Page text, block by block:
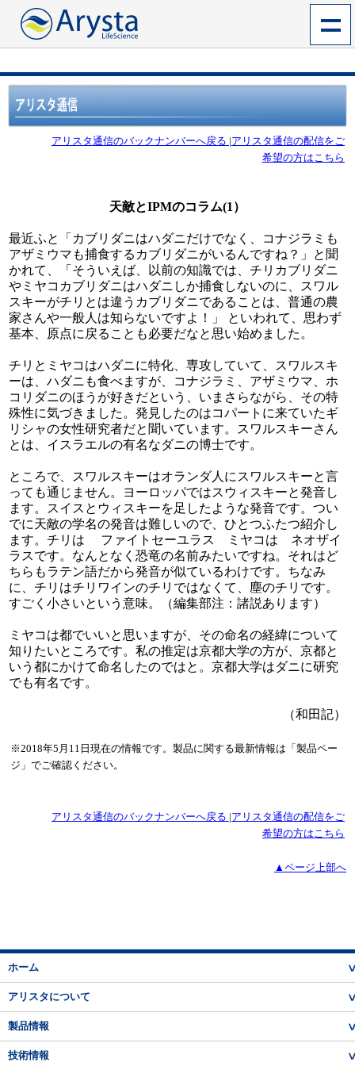
アリスタ通信のバックナンバーへ戻る |アリスタ通信の配信をご
希望の方はこちら
天敵とIPMのコラム(1）
最近ふと「カブリダニはハダニだけでなく、コナジラミも
アザミウマも捕食するカブリダニがいるんですね？」と聞
かれて、「そういえば、以前の知識では、チリカブリダニ
やミヤコカブリダニはハダニしか捕食しないのに、スワル
スキーがチリとは違うカブリダニであることは、普通の農
家さんや一般人は知らないですよ！」 といわれて、思わず
基本、原点に戻ることも必要だなと思い始めました。
チリとミヤコはハダニに特化、専攻していて、スワルスキ
ーは、ハダニも食べますが、コナジラミ、アザミウマ、ホ
コリダニのほうが好きだという、いまさらながら、その特
殊性に気づきました。発見したのはコパートに来ていたギ
リシャの女性研究者だと聞いています。スワルスキーさん
とは、イスラエルの有名なダニの博士です。
ところで、スワルスキーはオランダ人にスワルスキーと言
っても通じません。ヨーロッパではスウィスキーと発音し
ます。スイスとウィスキーを足したような発音です。つい
でに天敵の学名の発音は難しいので、ひとつふたつ紹介し
ます。チリは ファイトセーユラス ミヤコは ネオザイ
ラスです。なんとなく恐竜の名前みたいですね。それはど
ちらもラテン語だから発音が似ているわけです。ちなみ
に、チリはチリワインのチリではなくて、塵のチリです。
すごく小さいという意味。（編集部注：諸説あります）
ミヤコは都でいいと思いますが、その命名の経緯について
知りたいところです。私の推定は京都大学の方が、京都と
いう都にかけて命名したのではと。京都大学はダニに研究
でも有名です。
（和田記）
※2018年5月11日現在の情報です。製品に関する最新情報は「製品ペー
ジ」でご確認ください。
アリスタ通信のバックナンバーへ戻る |アリスタ通信の配信をご
希望の方はこちら
▲ページ上部へ
ホーム
アリスタについて
製品情報
技術情報